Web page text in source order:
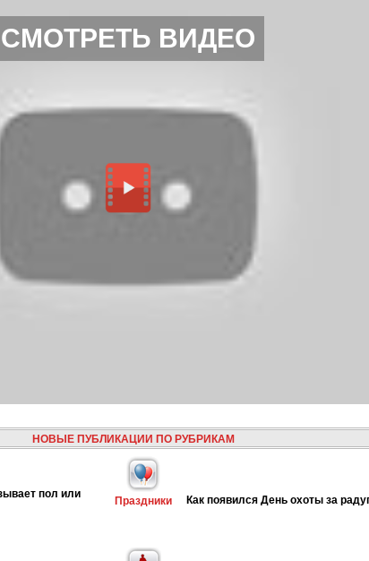
СМОТРЕТЬ ВИДЕО
НОВЫЕ ПУБЛИКАЦИИ ПО РУБРИКАМ
пол или
Праздники Как появился День охоты за